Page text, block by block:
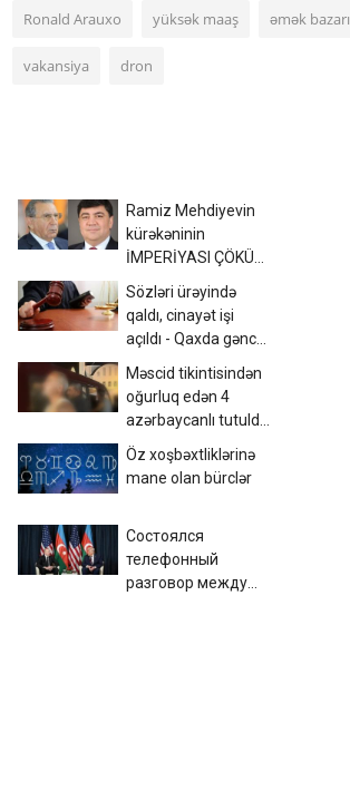
Ronald Arauxo yüksək maaş əmək bazarı
vakansiya dron
Ramiz Mehdiyevin
kürəkəninin
İMPERİYASI ÇÖKÜR
yandırılan arxivlər
və... - ŞOK
DETALLAR
Sözləri ürəyində
qaldı, cinayət işi
açıldı - Qaxda gənc
Məscid tikintisindən
oğurluq edən 4
azərbaycanlı tutuldu
– Foto
Öz xoşbəxtliklərinə
mane olan bürclər
Состоялся
телефонный
разговор между